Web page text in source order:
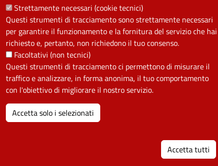
Strettamente necessari (cookie tecnici)
Questi strumenti di tracciamento sono strettamente necessari
per garantire il funzionamento e la fornitura del servizio che hai
richiesto e, pertanto, non richiedono il tuo consenso.
Facoltativi (non tecnici)
Questi strumenti di tracciamento ci permettono di misurare il
traffico e analizzare, in forma anonima, il tuo comportamento
con l'obiettivo di migliorare il nostro servizio.
Accetta solo i selezionati
Accetta tutti
PRIVACY
Useful links section
La Privacy nel Comune
PRIVACY